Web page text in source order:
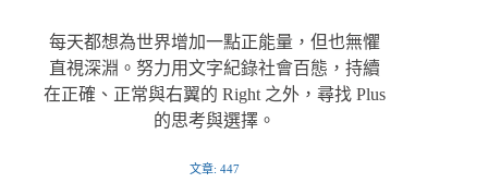
每天都想為世界增加一點正能量，但也無懼
直視深淵。努力用文字紀錄社會百態，持續
在正確、正常與右翼的 Right 之外，尋找 Plus
的思考與選擇。
文章: 447